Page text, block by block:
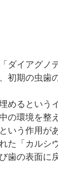
ダイアグノ
初期の虫歯
めるという
の環境を整
いう作用があ
た「カルシ
歯の表面に